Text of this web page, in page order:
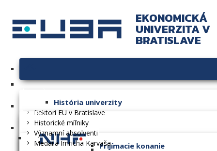
EKONOMICKÁ
UNIVERZITA V
BRATISLAVE
História univerzity
Rektori EU v Bratislave
Historické míľniky
Významní absolventi
Medaila Imricha Karvaša
Fakulty
Prijímacie konanie